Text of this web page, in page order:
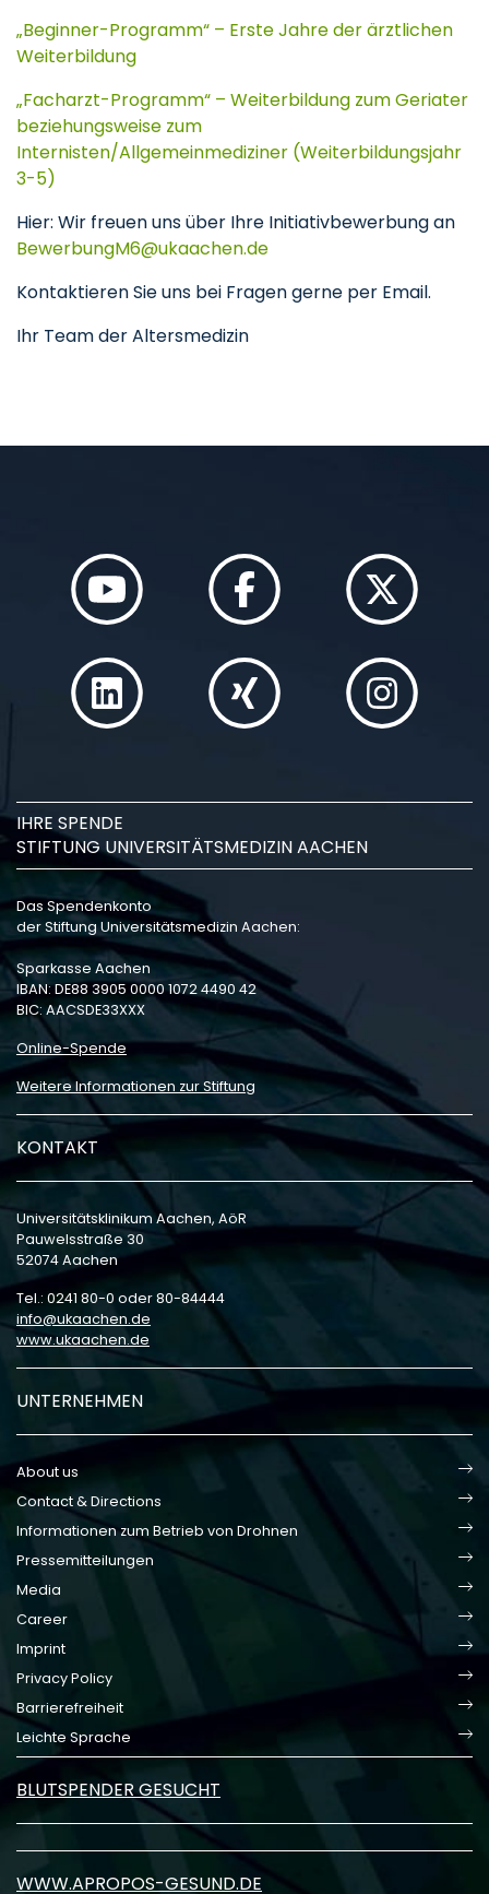
„Beginner-Programm“ – Erste Jahre der ärztlichen
Weiterbildung
„Facharzt-Programm“ – Weiterbildung zum Geriater
beziehungsweise zum
Internisten/Allgemeinmediziner (Weiterbildungsjahr
3-5)
Hier: Wir freuen uns über Ihre Initiativbewerbung an
BewerbungM6
ukaachende
Kontaktieren Sie uns bei Fragen gerne per Email.
Ihr Team der Altersmedizin
IHRE SPENDE
STIFTUNG UNIVERSITÄTSMEDIZIN AACHEN
Das Spendenkonto
der Stiftung Universitätsmedizin Aachen:
Sparkasse Aachen
IBAN: DE88 3905 0000 1072 4490 42
BIC: AACSDE33XXX
Online-Spende
Weitere Informationen zur Stiftung
KONTAKT
Universitätsklinikum Aachen, AöR
Pauwelsstraße 30
52074 Aachen
Tel.: 0241 80-0 oder 80-84444
info
ukaachen de
www.ukaachen.de
UNTERNEHMEN
About us
Contact & Directions
Informationen zum Betrieb von Drohnen
Pressemitteilungen
Media
Career
Imprint
Privacy Policy
Barrierefreiheit
Leichte Sprache
BLUTSPENDER GESUCHT
WWW.APROPOS-GESUND.DE